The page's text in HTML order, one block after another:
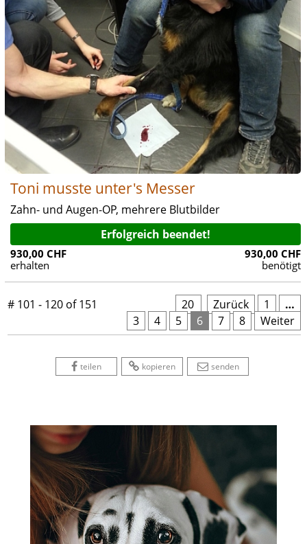
Toni musste unter's Messer
Zahn- und Augen-OP, mehrere Blutbilder
Erfolgreich beendet!
930,00 CHF
erhalten
930,00 CHF
benötigt
# 101 - 120 of 151 20 Zurück 1
…
3
4 5 6 7 8 Weiter
teilen kopieren senden